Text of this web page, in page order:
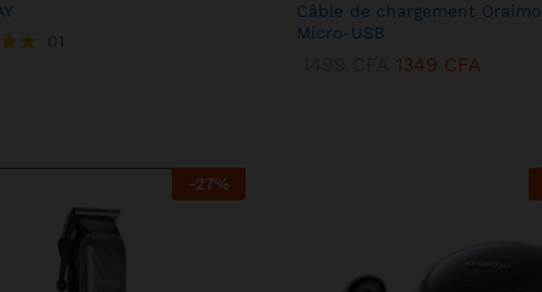
Câble de chargement Oraimo
Micro-USB
1349 CFA
-27%